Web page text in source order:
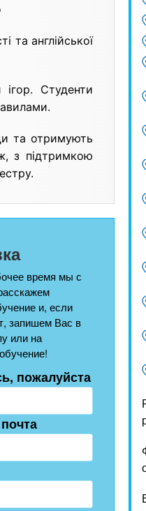
та англійської
Студенти
та отримують
з підтримкою
время мы с
и, если
запишем Вас в
или на
пожалуйста